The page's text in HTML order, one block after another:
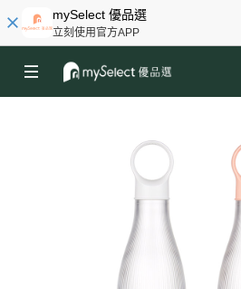
mySelect 優品選
立刻使用官方APP